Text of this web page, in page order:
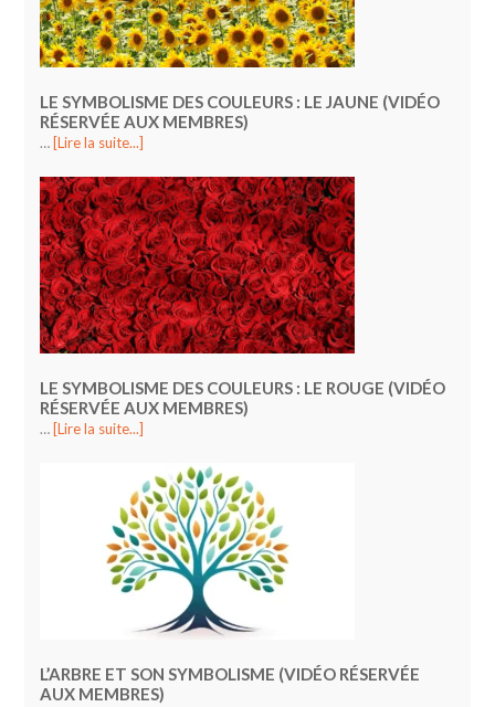
LE SYMBOLISME DES COULEURS : LE JAUNE (VIDÉO
RÉSERVÉE AUX MEMBRES)
… [Lire la suite...]
LE SYMBOLISME DES COULEURS : LE ROUGE (VIDÉO
RÉSERVÉE AUX MEMBRES)
… [Lire la suite...]
L’ARBRE ET SON SYMBOLISME (VIDÉO RÉSERVÉE
AUX MEMBRES)